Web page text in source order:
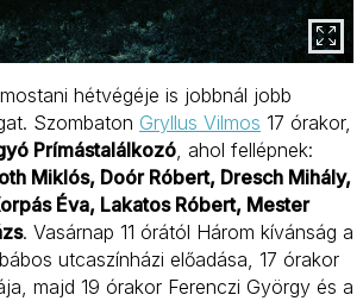
hétvégéje is jobbnál jobb
Szombaton Gryllus Vilmos 17 órakor,
Prímástalálkozó, ahol fellépnek:
Miklós, Doór Róbert, Dresch Mihály,
Éva, Lakatos Róbert, Mester
. Vasárnap 11 órától Három kívánság a
utcaszínházi előadása, 17 órakor
majd 19 órakor Ferenczi György és a